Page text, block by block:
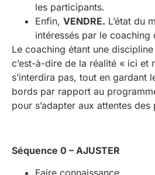
les participants.
Enfin, VENDRE. L’état du
intéressés par le
Le coaching étant une discipline
c’est-à-dire de la réalité « ici et
s’interdira pas, tout en gardant
bords par rapport au
pour s’adapter aux attentes des
Séquence 0 – AJUSTER
Faire connaissance